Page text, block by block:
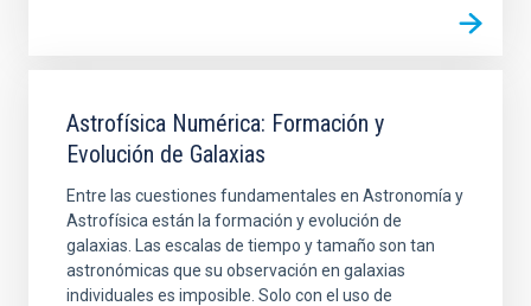
Astrofísica Numérica: Formación y
Evolución de Galaxias
Entre las cuestiones fundamentales en Astronomía y
Astrofísica están la formación y evolución de
galaxias. Las escalas de tiempo y tamaño son tan
astronómicas que su observación en galaxias
individuales es imposible. Solo con el uso de